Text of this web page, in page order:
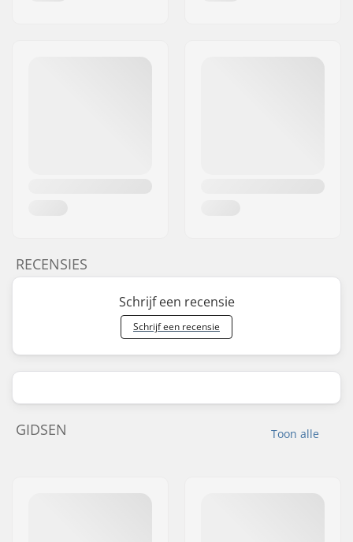
RECENSIES
Schrijf een recensie
Schrijf een recensie
Toon alle
GIDSEN